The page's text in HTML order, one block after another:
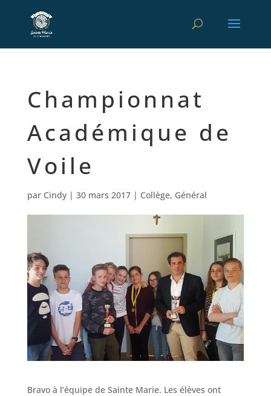
Championnat
Académique de
Voile
par Cindy| 30 mars 2017| Collège, Général
Bravo à l’équipe de Sainte Marie. Les élèves ont